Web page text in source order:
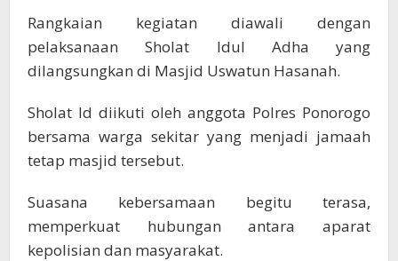
Rangkaian kegiatan diawali dengan
pelaksanaan Sholat Idul Adha yang
dilangsungkan di Masjid Uswatun Hasanah.
Sholat Id diikuti oleh anggota Polres Ponorogo
bersama warga sekitar yang menjadi jamaah
tetap masjid tersebut.
Suasana kebersamaan begitu terasa,
memperkuat hubungan antara aparat
kepolisian dan masyarakat.